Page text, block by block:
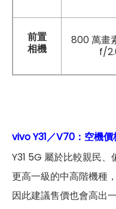
前置
相機
800 萬畫
f/
vivo Y31／V70：空機價
Y31 5G 屬於比較親民
更高一級的中高階機種
因此建議售價也會高出一